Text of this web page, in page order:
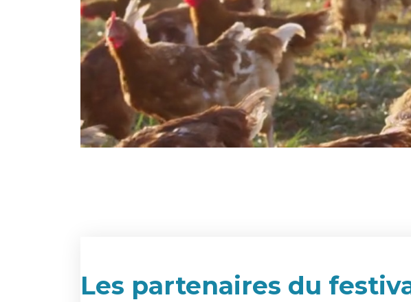
Les partenaires du